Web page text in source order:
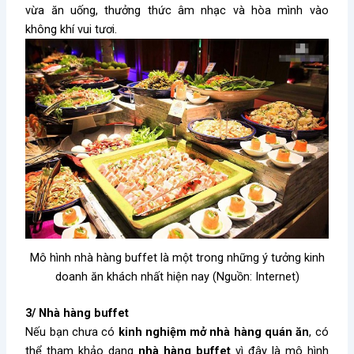
vừa ăn uống, thưởng thức âm nhạc và hòa mình vào
không khí vui tươi.
Mô hình nhà hàng buffet là một trong những ý tưởng kinh
doanh ăn khách nhất hiện nay (Nguồn: Internet)
3/ Nhà hàng buffet
Nếu bạn chưa có kinh nghiệm mở nhà hàng quán ăn, có
thể tham khảo dạng nhà hàng buffetvì đây là mô hình